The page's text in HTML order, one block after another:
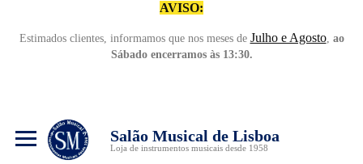
AVISO:
Estimados clientes, informamos que nos meses de Julho e Agosto, ao
Sábado encerramos às 13:30.
Salão Musical de Lisboa
Loja de instrumentos musicais desde 1958